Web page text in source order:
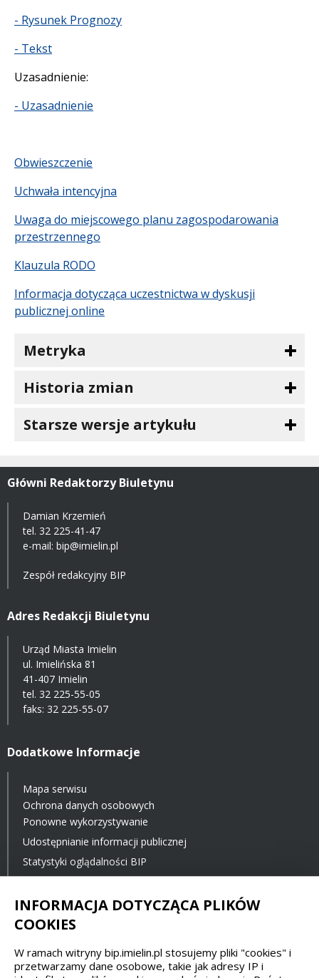
- Rysunek Prognozy
- Tekst
Uzasadnienie:
- Uzasadnienie
Obwieszczenie
Uchwała intencyjna
Uwaga do miejscowego planu zagospodarowania
przestrzennego
Klauzula RODO
Informacja dotycząca uczestnictwa w dyskusji
publicznej online
Metryka
Historia zmian
Starsze wersje artykułu
Główni Redaktorzy Biuletynu
Damian Krzemień
tel. 32 225-41-47
e-mail: bip@imielin.pl
Zespół redakcyjny BIP
Adres Redakcji Biuletynu
Urząd Miasta Imielin
ul. Imielińska 81
41-407 Imielin
tel. 32 225-55-05
faks: 32 225-55-07
Dodatkowe Informacje
Mapa serwisu
Ochrona danych osobowych
Ponowne wykorzystywanie
Udostępnianie informacji publicznej
Statystyki oglądalności BIP
Ostatnia aktualizacja BIP: 23.11.2021 12:00
Spełniamy standardy dostępności oraz W3C
WCAG 2.1 SECTION 508 EAA/EN 301549
INFORMACJA DOTYCZĄCA PLIKÓW
COOKIES
W ramach witryny bip.imielin.pl stosujemy pliki "cookies" i
przetwarzamy dane osobowe, takie jak adresy IP i